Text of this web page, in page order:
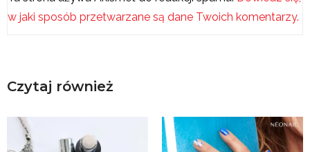
w jaki sposób przetwarzane są dane Twoich komentarzy.
Czytaj również